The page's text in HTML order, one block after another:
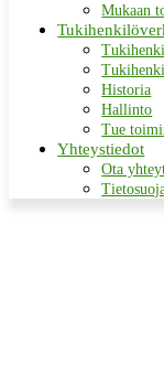
Mukaan
Historia
Hallinto
Tue
Yhteystiedot
Ota